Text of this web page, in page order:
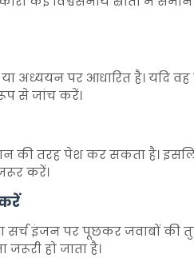
अध्ययन पर आधारित है। यदि वह
रूप से जांच करें।
की तरह पेश कर सकता है।
करें।
इंजन पर पूछकर जवाबों की
जरूरी हो जाता है।